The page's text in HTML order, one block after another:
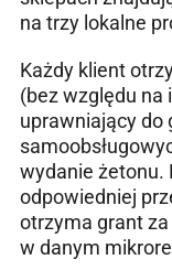
na trzy lokalne
Każdy klient
(bez względu na
uprawniający do
wydanie żetonu.
odpowiedniej
otrzyma grant
w danym